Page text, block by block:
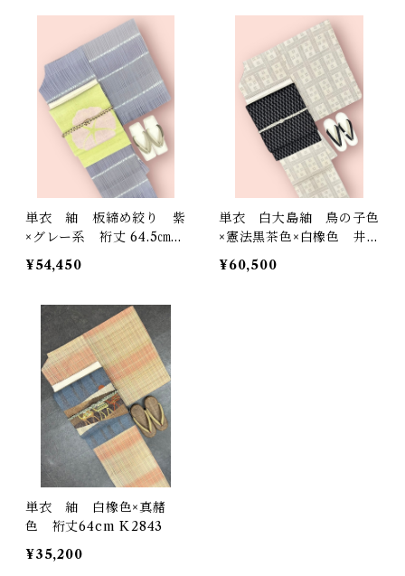
単衣 紬 板締め絞り 紫
×グレー系 裄丈 64.5㎝
K4992
¥54,450
単衣 白大島紬 鳥の子色
×憲法黒茶色×白橡色 井
桁格子柄 裄丈 65㎝ K5
160
¥60,500
単衣 紬 白橡色×真赭
色 裄丈64cm K2843
¥35,200